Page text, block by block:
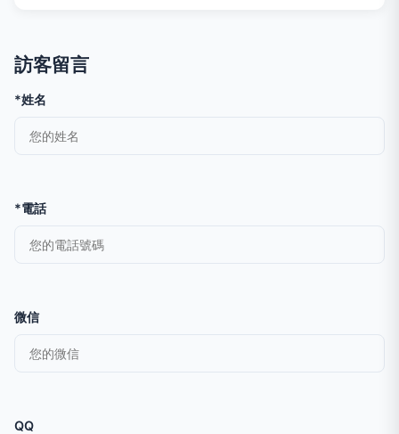
訪客留言
*姓名
*電話
微信
QQ